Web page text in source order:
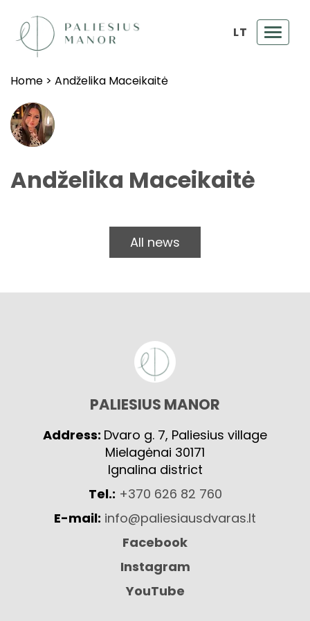
LT
Home > Andželika Maceikaitė
Andželika Maceikaitė
All news
PALIESIUS MANOR
Address: Dvaro g. 7, Paliesius village
Mielagėnai 30171
Ignalina district
Tel.: +370 626 82 760
E-mail: info@paliesiausdvaras.lt
Facebook
Instagram
YouTube